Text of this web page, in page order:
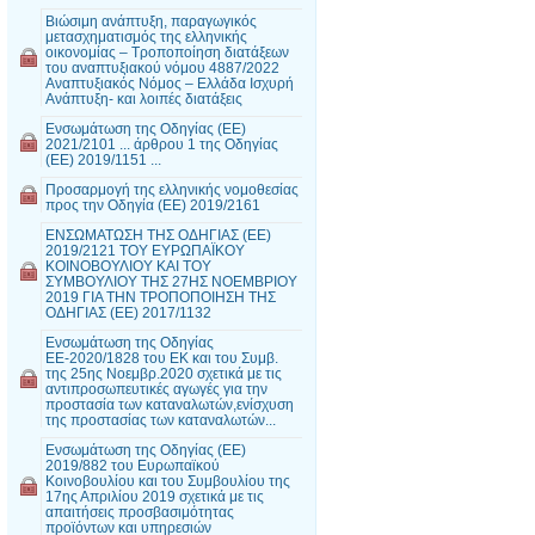
Βιώσιμη ανάπτυξη, παραγωγικός
μετασχηματισμός της ελληνικής
οικονομίας – Τροποποίηση διατάξεων
του αναπτυξιακού νόμου 4887/2022
Αναπτυξιακός Νόμος – Ελλάδα Ισχυρή
Ανάπτυξη- και λοιπές διατάξεις
Ενσωμάτωση της Οδηγίας (ΕΕ)
2021/2101 ... άρθρου 1 της Οδηγίας
(ΕΕ) 2019/1151 ...
Προσαρμογή της ελληνικής νομοθεσίας
προς την Οδηγία (ΕΕ) 2019/2161
ΕΝΣΩΜΑΤΩΣΗ ΤΗΣ ΟΔΗΓΙΑΣ (ΕΕ)
2019/2121 ΤΟΥ ΕΥΡΩΠΑΪΚΟΥ
ΚΟΙΝΟΒΟΥΛΙΟΥ ΚΑΙ ΤΟΥ
ΣΥΜΒΟΥΛΙΟΥ ΤΗΣ 27ΗΣ ΝΟΕΜΒΡΙΟΥ
2019 ΓΙΑ ΤΗΝ ΤΡΟΠΟΠΟΙΗΣΗ ΤΗΣ
ΟΔΗΓΙΑΣ (ΕΕ) 2017/1132
Ενσωμάτωση της Οδηγίας
ΕΕ-2020/1828 του ΕΚ και του Συμβ.
της 25ης Νοεμβρ.2020 σχετικά με τις
αντιπροσωπευτικές αγωγές για την
προστασία των καταναλωτών,ενίσχυση
της προστασίας των καταναλωτών...
Ενσωμάτωση της Οδηγίας (ΕΕ)
2019/882 του Ευρωπαϊκού
Κοινοβουλίου και του Συμβουλίου της
17ης Απριλίου 2019 σχετικά με τις
απαιτήσεις προσβασιμότητας
προϊόντων και υπηρεσιών